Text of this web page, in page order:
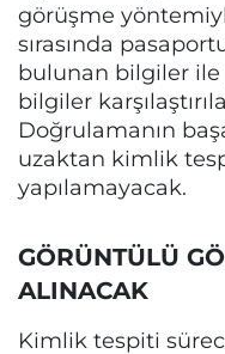
görüşme
sırasında
bulunan bilgiler
bilgiler
Doğrulamanın
uzaktan kimlik
yapılamayacak.
GÖRÜNTÜLÜ
ALINACAK
Kimlik tespiti